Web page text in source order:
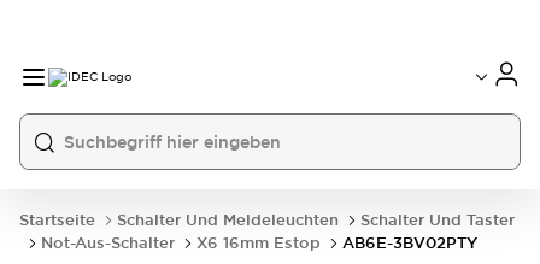
Startseite Schalter Und Meldeleuchten
Schalter Und Taster
Not-Aus-Schalter
X6 16mm Estop AB6E-3BV02PTY